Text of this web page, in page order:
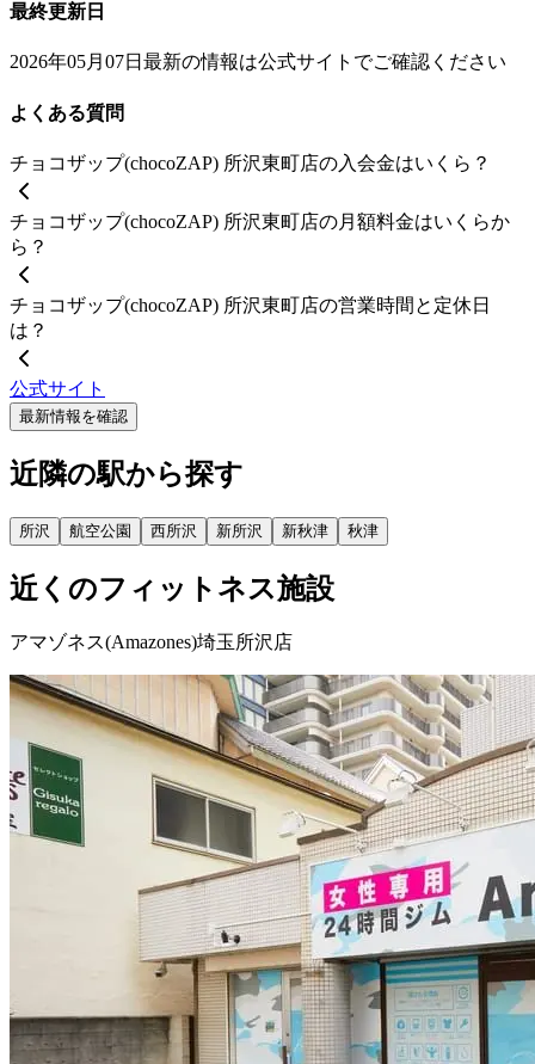
最終更新日
2026年05月07日 最新の情報は公式サイトでご確認ください
よくある質問
チョコザップ(chocoZAP) 所沢東町店の入会金はいくら？
チョコザップ(chocoZAP) 所沢東町店の月額料金はいくらか
ら？
チョコザップ(chocoZAP) 所沢東町店の営業時間と定休日
は？
公式サイト
最新情報を確認
近隣の駅から探す
所沢 航空公園 西所沢 新所沢 新秋津 秋津
近くのフィットネス施設
アマゾネス(Amazones)埼玉所沢店